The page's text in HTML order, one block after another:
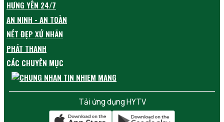
HƯNG YÊN 24/7
AN NINH - AN TOÀN
NÉT ĐẸP XỨ NHÃN
PHÁT THANH
CÁC CHUYÊN MỤC
Tải ứng dụng HYTV